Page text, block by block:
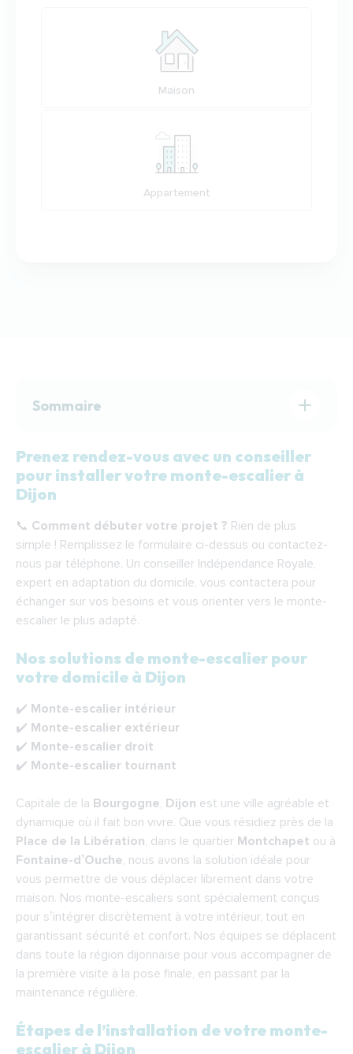
Maison
Appartement
Sommaire
Prenez rendez-vous avec un conseiller pour
installer votre monte-escalier à Dijon
domicile à Dijon
Étapes de l’installation de votre monte-
escalier à Dijon
Financer votre monte-escalier à Dijon
pour l’installation d’un monte-escalier à Dijon
F.A.Q.
Prenez rendez-vous avec un conseiller
pour installer votre monte-escalier à
Dijon
📞 Comment débuter votre projet ? Rien de plus
simple ! Remplissez le formulaire ci-dessus ou contactez-
nous par téléphone. Un conseiller Indépendance Royale,
expert en adaptation du domicile, vous contactera pour
échanger sur vos besoins et vous orienter vers le monte-
escalier le plus adapté.
Nos solutions de monte-escalier pour
votre domicile à Dijon
✔️ Monte-escalier intérieur
✔️ Monte-escalier extérieur
✔️ Monte-escalier droit
✔️ Monte-escalier tournant
Capitale de la Bourgogne, Dijon est une ville agréable et
dynamique où il fait bon vivre. Que vous résidiez près de la
Place de la Libération, dans le quartier Montchapet ou à
Fontaine-d’Ouche, nous avons la solution idéale pour
vous permettre de vous déplacer librement dans votre
maison. Nos monte-escaliers sont spécialement conçus
pour s’intégrer discrètement à votre intérieur, tout en
garantissant sécurité et confort. Nos équipes se déplacent
dans toute la région dijonnaise pour vous accompagner de
la première visite à la pose finale, en passant par la
maintenance régulière.
Étapes de l’installation de votre monte-
escalier à Dijon